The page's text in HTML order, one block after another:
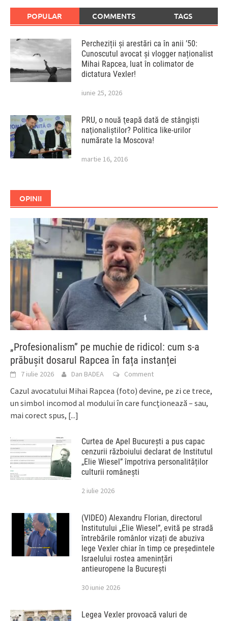
POPULAR COMMENTS TAGS
Percheziții și arestări ca în anii ’50:
Cunoscutul avocat și vlogger naționalist
Mihai Rapcea, luat în colimator de
dictatura Vexler!
iunie 25, 2026
PRU, o nouă ţeapă dată de stângişti
naţionaliştilor? Politica like-urilor
numărate la Moscova!
martie 16, 2016
OPINII
„Profesionalism” pe muchie de ridicol: cum s-a
prăbușit dosarul Rapcea în fața instanței
7 iulie 2026 Dan BADEA Comment
Cazul avocatului Mihai Rapcea (foto) devine, pe zi ce trece,
un simbol incomod al modului în care funcționează – sau,
mai corect spus, [...]
Curtea de Apel București a pus capac
cenzurii războiului declarat de Institutul
„Elie Wiesel” împotriva personalităților
culturii românești
2 iulie 2026
(VIDEO) Alexandru Florian, directorul
Institutului „Elie Wiesel”, evită pe stradă
întrebările românlor vizați de abuziva
lege Vexler chiar în timp ce președintele
Israelului rostea amenințări
antieuropene la București
30 iunie 2026
Legea Vexler provoacă valuri de